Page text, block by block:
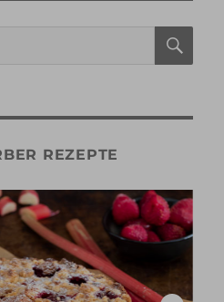
REZEPTE